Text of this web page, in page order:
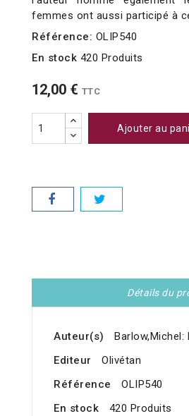
femmes ont aussi participé à
Référence: OLIP540
En stock 420 Produits
12,00 € TTC
Ajouter au
Détails du
Auteur(s)
Barlow,Michel:
Editeur
Olivétan
Référence
OLIP540
En stock
420 Produits